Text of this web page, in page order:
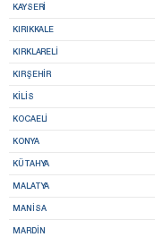
KAYSERI
KIRIKKALE
KIRKLARELI
KIRŞEHIR
KILIS
KOCAELI
KONYA
KÜTAHYA
MALATYA
MANISA
MARDIN